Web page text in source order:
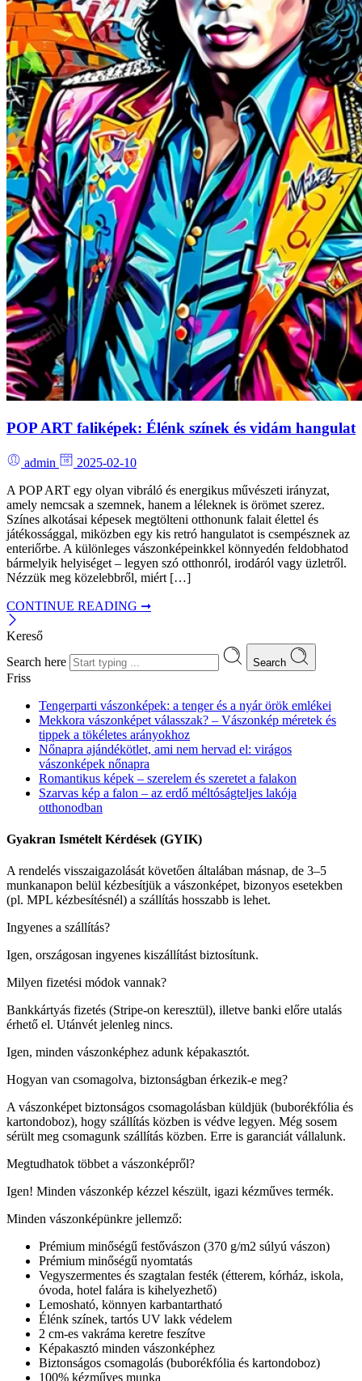
POP ART faliképek: Élénk színek és vidám hangulat
admin
2025-02-10
A POP ART egy olyan vibráló és energikus művészeti irányzat,
amely nemcsak a szemnek, hanem a léleknek is örömet szerez.
Színes alkotásai képesek megtölteni otthonunk falait élettel és
játékossággal, miközben egy kis retró hangulatot is csempésznek az
enteriőrbe. A különleges vászonképeinkkel könnyedén feldobhatod
bármelyik helyiséget – legyen szó otthonról, irodáról vagy üzletről.
Nézzük meg közelebbről, miért […]
CONTINUE READING ➞
Kereső
Search here
Search
Friss
Tengerparti vászonképek: a tenger és a nyár örök emlékei
Mekkora vászonképet válasszak? – Vászonkép méretek és
tippek a tökéletes arányokhoz
Nőnapra ajándékötlet, ami nem hervad el: virágos
vászonképek nőnapra
Romantikus képek – szerelem és szeretet a falakon
Szarvas kép a falon – az erdő méltóságteljes lakója
otthonodban
Gyakran Ismételt Kérdések (GYIK)
A rendelés visszaigazolását követően általában másnap, de 3–5
munkanapon belül kézbesítjük a vászonképet, bizonyos esetekben
(pl. MPL kézbesítésnél) a szállítás hosszabb is lehet.
Ingyenes a szállítás?
Igen, országosan ingyenes kiszállítást biztosítunk.
Milyen fizetési módok vannak?
Bankkártyás fizetés (Stripe-on keresztül), illetve banki előre utalás
érhető el. Utánvét jelenleg nincs.
Igen, minden vászonképhez adunk képakasztót.
Hogyan van csomagolva, biztonságban érkezik-e meg?
A vászonképet biztonságos csomagolásban küldjük (buborékfólia és
kartondoboz), hogy szállítás közben is védve legyen. Még sosem
sérült meg csomagunk szállítás közben. Erre is garanciát vállalunk.
Megtudhatok többet a vászonképről?
Igen! Minden vászonkép kézzel készült, igazi kézműves termék.
Minden vászonképünkre jellemző:
Prémium minőségű festővászon (370 g/m2 súlyú vászon)
Prémium minőségű nyomtatás
Vegyszermentes és szagtalan festék (étterem, kórház, iskola,
óvoda, hotel falára is kihelyezhető)
Lemosható, könnyen karbantartható
Élénk színek, tartós UV lakk védelem
2 cm-es vakráma keretre feszítve
Képakasztó minden vászonképhez
Biztonságos csomagolás (buborékfólia és kartondoboz)
100% kézműves munka